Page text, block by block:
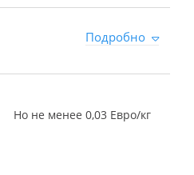
Подробно
Но не менее 0,03 Евро/кг